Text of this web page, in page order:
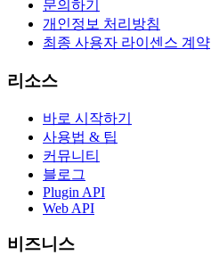
문의하기
개인정보 처리방침
최종 사용자 라이센스 계약
리소스
바로 시작하기
사용법 & 팁
커뮤니티
블로그
Plugin API
Web API
비즈니스